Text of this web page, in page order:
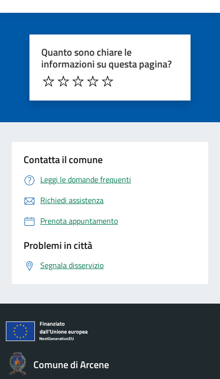
Quanto sono chiare le
informazioni su questa pagina?
Contatta il comune
Leggi le domande frequenti
Richiedi assistenza
Prenota appuntamento
Problemi in città
Segnala disservizio
Comune di Arcene